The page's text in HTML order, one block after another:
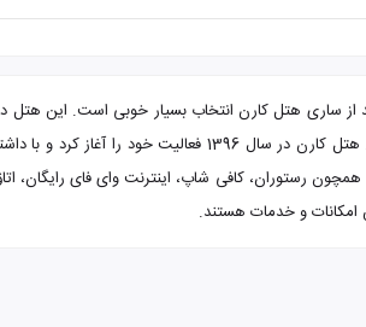
رستوران، کافی شاپ، اینترنت وای فای رایگان،
امکانات و خدمات هستند.